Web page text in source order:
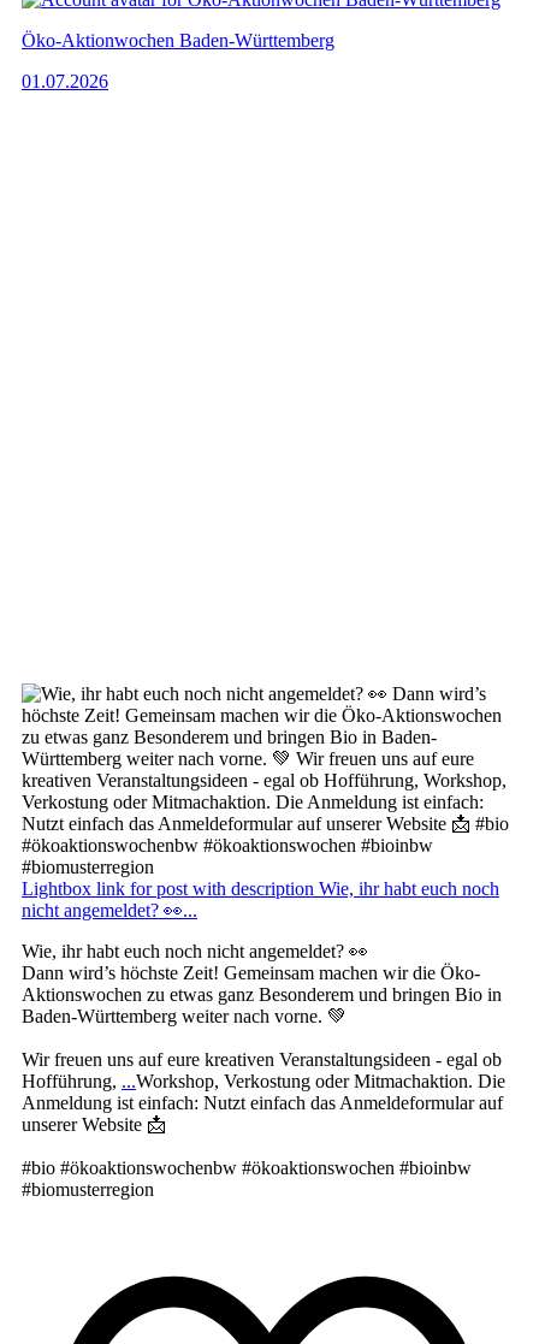
Öko-Aktionwochen Baden-Württemberg
01.07.2026
Lightbox link for post with description Wie, ihr habt euch noch
nicht angemeldet? 👀...
Wie, ihr habt euch noch nicht angemeldet? 👀
Dann wird’s höchste Zeit! Gemeinsam machen wir die Öko-
Aktionswochen zu etwas ganz Besonderem und bringen Bio in
Baden-Württemberg weiter nach vorne. 💚
Wir freuen uns auf eure kreativen Veranstaltungsideen - egal ob
Hofführung, ...Workshop, Verkostung oder Mitmachaktion. Die
Anmeldung ist einfach: Nutzt einfach das Anmeldeformular auf
unserer Website 📩
#bio #ökoaktionswochenbw #ökoaktionswochen #bioinbw
#biomusterregion